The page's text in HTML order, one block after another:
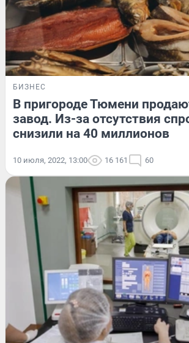
БИЗНЕС
В пригороде Тюмени
завод. Из-за отсутствия
снизили на 40 миллионов
10 июля, 2022, 13:00 16 161 60